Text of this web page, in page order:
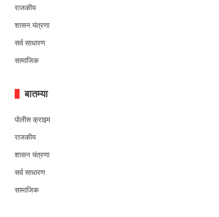
राजकीय
शासन यंत्रणा
सर्व साधारण
सामाजिक
बातम्या
पोलीस क्राइम
राजकीय
शासन यंत्रणा
सर्व साधारण
सामाजिक